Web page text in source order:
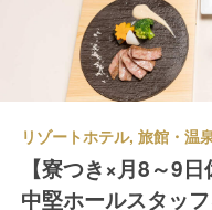
【寮つき×月8～9
中堅ホールスタッ